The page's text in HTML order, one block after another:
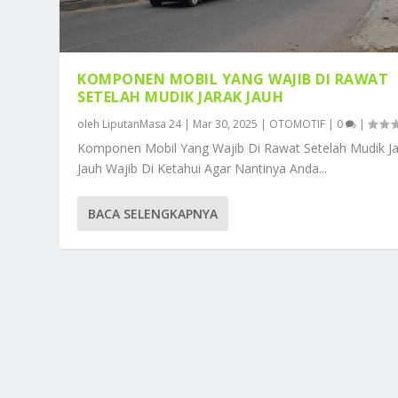
KOMPONEN MOBIL YANG WAJIB DI RAWAT
SETELAH MUDIK JARAK JAUH
oleh LiputanMasa 24| Mar 30, 2025 | OTOMOTIF | 0 |
Komponen Mobil Yang Wajib Di Rawat Setelah Mudik
Jauh Wajib Di Ketahui Agar Nantinya Anda...
BACA SELENGKAPNYA